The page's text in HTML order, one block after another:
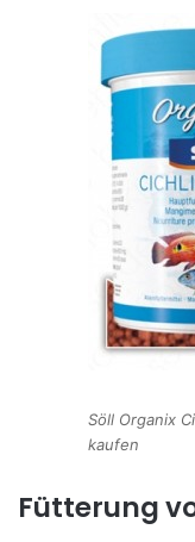
Söll Organix
kaufen
Fütterung